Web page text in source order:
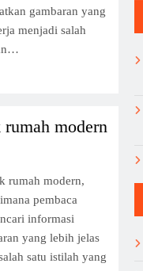
gambaran yang
menjadi salah
modern
rumah modern,
pembaca
informasi
yang lebih jelas
satu istilah yang